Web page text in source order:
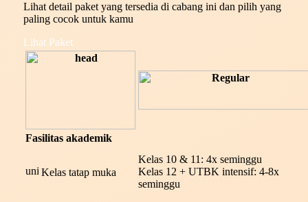
Lihat detail paket yang tersedia di cabang ini dan pilih yang
paling cocok untuk kamu
Lihat Paket
Fasilitas akademik
Kelas tatap muka
Kelas 10 & 11: 4x seminggu
Kelas 12 + UTBK intensif: 4-8x
seminggu